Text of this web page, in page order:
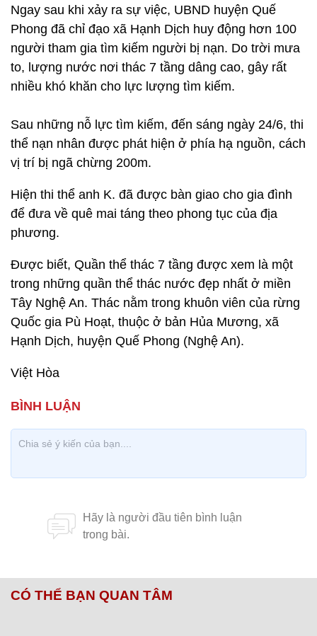
Ngay sau khi xảy ra sự việc, UBND huyện Quế
Phong đã chỉ đạo xã Hạnh Dịch huy động hơn 100
người tham gia tìm kiếm người bị nạn. Do trời mưa
to, lượng nước nơi thác 7 tầng dâng cao, gây rất
nhiều khó khăn cho lực lượng tìm kiếm.
Sau những nỗ lực tìm kiếm, đến sáng ngày 24/6, thi
thể nạn nhân được phát hiện ở phía hạ nguồn, cách
vị trí bị ngã chừng 200m.
Hiện thi thể anh K. đã được bàn giao cho gia đình
để đưa về quê mai táng theo phong tục của địa
phương.
Được biết, Quần thể thác 7 tầng được xem là một
trong những quần thể thác nước đẹp nhất ở miền
Tây Nghệ An. Thác nằm trong khuôn viên của rừng
Quốc gia Pù Hoạt, thuộc ở bản Hủa Mương, xã
Hạnh Dịch, huyện Quế Phong (Nghệ An).
Việt Hòa
CÓ THỂ BẠN QUAN TÂM